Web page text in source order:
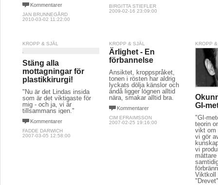
Kommentarer
JAN BRUNNEGÅRD
2010-03-02 11:22:00
BIRGITTA STIEFLER
2009-02-16 23:09:00
KROPP & SJÄL
Stäng alla
mottagningar för
plastikkirurgi!
"Nu är det Lindas insida
som är det viktigaste för
mig - och ja, vi är
tillsammans igen."
Kommentarer
FADDE DARWICH
2007-03-05 12:58:00
KROPP & SJÄL
Ärlighet - En
förbannelse
Ansiktet, kroppspråket,
tonen i rösten har aldrig
lyckats dölja känslor och
ändå ligger lögnen alltid
nära, smakar alltid bra.
Kommentarer
CIM EFRAIMSSON
2007-02-25 19:16:00
KROPP
GI-
"GI-
teorin
vikt om
vi gör
vi
Viktkoll